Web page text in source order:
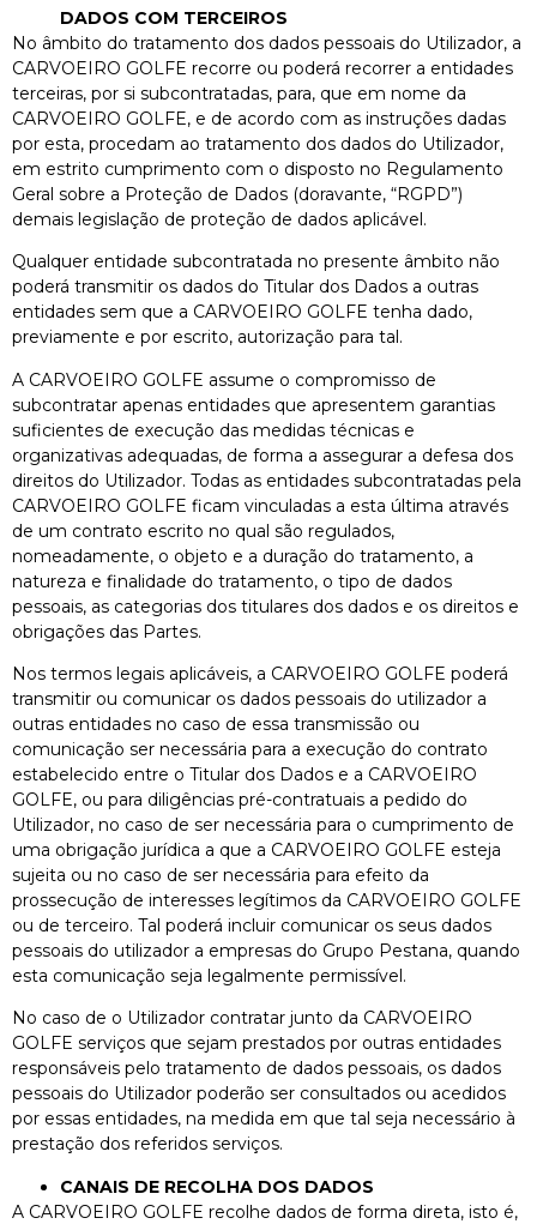
DADOS COM TERCEIROS
No âmbito do tratamento dos dados pessoais do Utilizador, a
CARVOEIRO GOLFE recorre ou poderá recorrer a entidades
terceiras, por si subcontratadas, para, que em nome da
CARVOEIRO GOLFE, e de acordo com as instruções dadas
por esta, procedam ao tratamento dos dados do Utilizador,
em estrito cumprimento com o disposto no Regulamento
Geral sobre a Proteção de Dados (doravante, “RGPD”)
demais legislação de proteção de dados aplicável.
Qualquer entidade subcontratada no presente âmbito não
poderá transmitir os dados do Titular dos Dados a outras
entidades sem que a CARVOEIRO GOLFE tenha dado,
previamente e por escrito, autorização para tal.
A CARVOEIRO GOLFE assume o compromisso de
subcontratar apenas entidades que apresentem garantias
suficientes de execução das medidas técnicas e
organizativas adequadas, de forma a assegurar a defesa dos
direitos do Utilizador. Todas as entidades subcontratadas pela
CARVOEIRO GOLFE ficam vinculadas a esta última através
de um contrato escrito no qual são regulados,
nomeadamente, o objeto e a duração do tratamento, a
natureza e finalidade do tratamento, o tipo de dados
pessoais, as categorias dos titulares dos dados e os direitos e
obrigações das Partes.
Nos termos legais aplicáveis, a CARVOEIRO GOLFE poderá
transmitir ou comunicar os dados pessoais do utilizador a
outras entidades no caso de essa transmissão ou
comunicação ser necessária para a execução do contrato
estabelecido entre o Titular dos Dados e a CARVOEIRO
GOLFE, ou para diligências pré-contratuais a pedido do
Utilizador, no caso de ser necessária para o cumprimento de
uma obrigação jurídica a que a CARVOEIRO GOLFE esteja
sujeita ou no caso de ser necessária para efeito da
prossecução de interesses legítimos da CARVOEIRO GOLFE
ou de terceiro. Tal poderá incluir comunicar os seus dados
pessoais do utilizador a empresas do Grupo Pestana, quando
esta comunicação seja legalmente permissível.
No caso de o Utilizador contratar junto da CARVOEIRO
GOLFE serviços que sejam prestados por outras entidades
responsáveis pelo tratamento de dados pessoais, os dados
pessoais do Utilizador poderão ser consultados ou acedidos
por essas entidades, na medida em que tal seja necessário à
prestação dos referidos serviços.
CANAIS DE RECOLHA DOS DADOS
A CARVOEIRO GOLFE recolhe dados de forma direta, isto é,